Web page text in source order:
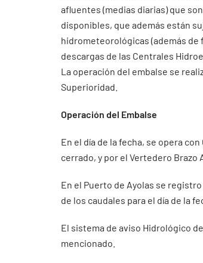
afluentes (medias diarias) que
disponibles, que además están
hidrometeorológicas (además de
descargas de las Centrales
La operación del embalse se
Superioridad.
Operación del Embalse
En el día de la fecha, se opera
cerrado, y por el Vertedero Brazo
En el Puerto de Ayolas se
de los caudales para el día de la
El sistema de aviso Hidrológico
mencionado.